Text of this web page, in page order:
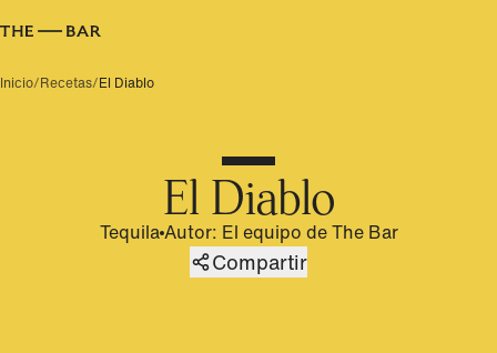
Inicio/Recetas/El Diablo
El Diablo
TequilaAutor: El equipo de The Bar
Compartir